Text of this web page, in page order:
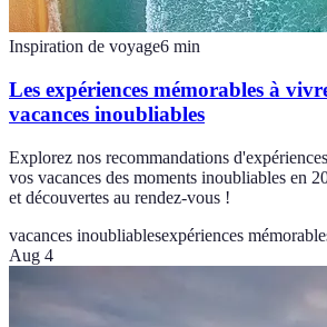
Inspiration de voyage6 min
Les expériences mémorables à
vacances inoubliables
Explorez nos recommandations
vos vacances des moments inoubliables en
et découvertes au rendez-vous !
vacances inoubliablesexpériences
Aug 4